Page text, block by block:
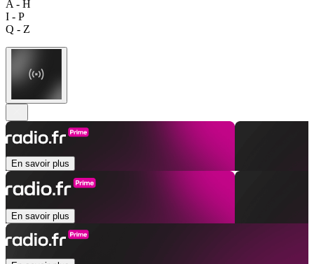
A - H
I - P
Q - Z
En savoir plus
En savoir plus